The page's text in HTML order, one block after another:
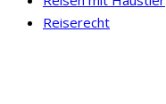
Reiserecht